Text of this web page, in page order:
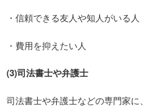
・信頼できる友人や知人がいる人
・費用を抑えたい人
(3)司法書士や弁護士
司法書士や弁護士などの専門家に